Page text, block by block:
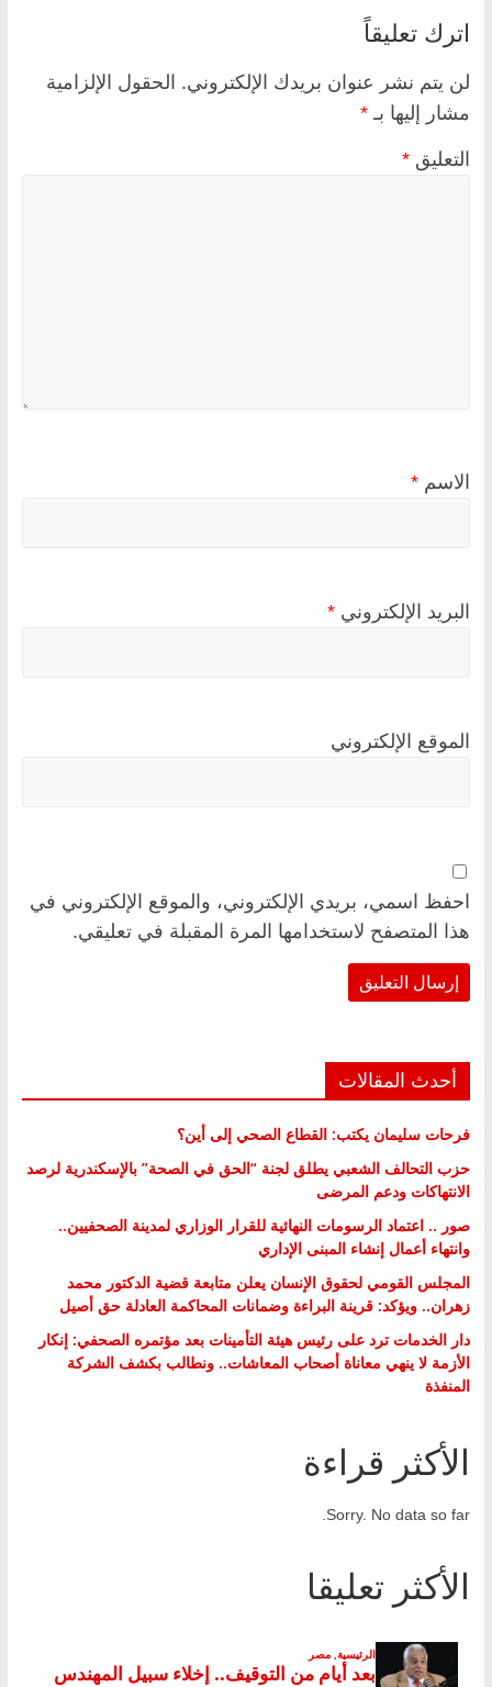
اترك تعليقاً
لن يتم نشر عنوان بريدك الإلكتروني. الحقول الإلزامية
مشار إليها بـ *
التعليق *
الاسم *
البريد الإلكتروني *
الموقع الإلكتروني
احفظ اسمي، بريدي الإلكتروني، والموقع الإلكتروني في
هذا المتصفح لاستخدامها المرة المقبلة في تعليقي.
أحدث المقالات
فرحات سليمان يكتب: القطاع الصحي إلى أين؟
حزب التحالف الشعبي يطلق لجنة “الحق في الصحة” بالإسكندرية لرصد
الانتهاكات ودعم المرضى
صور .. اعتماد الرسومات النهائية للقرار الوزاري لمدينة الصحفيين..
وانتهاء أعمال إنشاء المبنى الإداري
المجلس القومي لحقوق الإنسان يعلن متابعة قضية الدكتور محمد
زهران.. ويؤكد: قرينة البراءة وضمانات المحاكمة العادلة حق أصيل
دار الخدمات ترد على رئيس هيئة التأمينات بعد مؤتمره الصحفي: إنكار
الأزمة لا ينهي معاناة أصحاب المعاشات.. ونطالب بكشف الشركة
المنفذة
الأكثر قراءة
Sorry. No data so far.
الأكثر تعليقا